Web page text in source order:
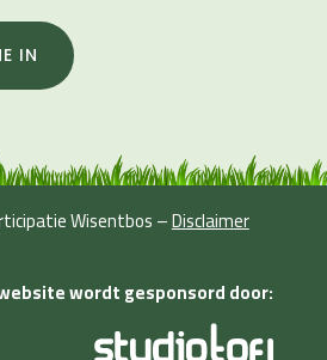
IN
Wisentbos –Disclaimer
wordt gesponsord door: